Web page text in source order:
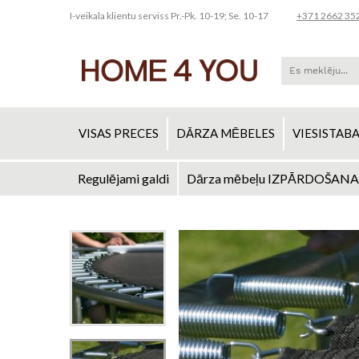
I-veikala klientu serviss Pr.-Pk. 10-19; Se. 10-17 +371 2662
VISAS PRECES DĀRZA MĒBELES VIESISTABA
Regulējami galdi Dārza mēbeļu IZPĀRDOŠANA
Iet
uz
galerijas
beigām